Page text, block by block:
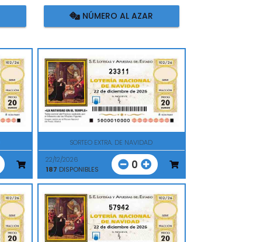
NÚMERO AL AZAR
23311
SORTEO EXTRA. DE NAVIDAD
22/12/2026
187 DISPONIBLES 0
57942